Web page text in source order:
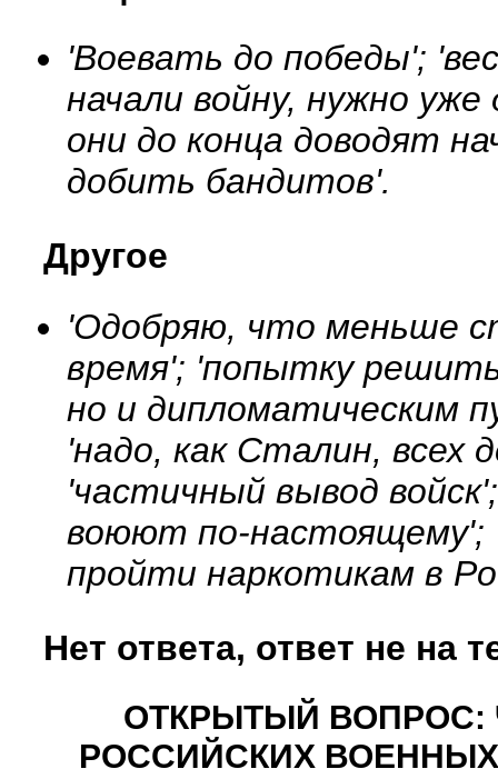
'Воевать до победы';
начали войну, нужно
они до конца доводят
добить бандитов'.
Другое
'Одобряю, что меньше
время'; 'попытку
но и дипломатическим
'надо, как Сталин,
'частичный вывод
воюют по-настоящему';
пройти наркотикам в
Нет ответа, ответ не на
ОТКРЫТЫЙ ВОПРОС:
РОССИЙСКИХ